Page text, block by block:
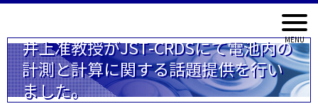
井上准教授がJST-CRDSにて電池内の
計測と計算に関する話題提供を行い
ました。